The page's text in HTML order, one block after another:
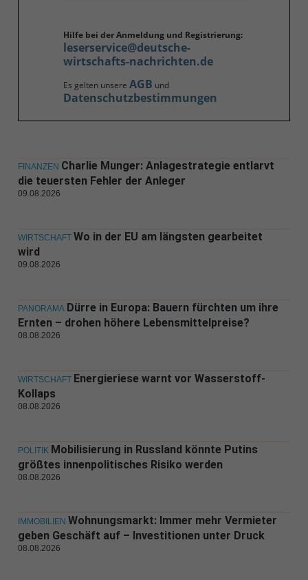
Hilfe bei der Anmeldung und Registrierung:
leserservice@deutsche-
wirtschafts-nachrichten.de
Es gelten unsere AGB und
Datenschutzbestimmungen
FINANZEN Charlie Munger: Anlagestrategie entlarvt
die teuersten Fehler der Anleger
09.08.2026
WIRTSCHAFT Wo in der EU am längsten gearbeitet
wird
09.08.2026
PANORAMA Dürre in Europa: Bauern fürchten um ihre
Ernten – drohen höhere Lebensmittelpreise?
08.08.2026
WIRTSCHAFT Energieriese warnt vor Wasserstoff-
Kollaps
08.08.2026
POLITIK Mobilisierung in Russland könnte Putins
größtes innenpolitisches Risiko werden
08.08.2026
IMMOBILIEN Wohnungsmarkt: Immer mehr Vermieter
geben Geschäft auf – Investitionen unter Druck
08.08.2026